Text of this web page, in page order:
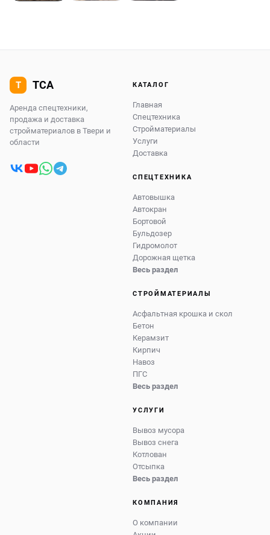
Аренда спецтехники,
продажа и доставка
стройматериалов в Твери и
области
КАТАЛОГ
Главная
Спецтехника
Стройматериалы
Услуги
Доставка
СПЕЦТЕХНИКА
Автовышка
Автокран
Бортовой
Бульдозер
Гидромолот
Дорожная щетка
Весь раздел
СТРОЙМАТЕРИАЛЫ
Асфальтная крошка и скол
Бетон
Керамзит
Кирпич
Навоз
ПГС
Весь раздел
УСЛУГИ
Вывоз мусора
Вывоз снега
Котлован
Отсыпка
Весь раздел
КОМПАНИЯ
О компании